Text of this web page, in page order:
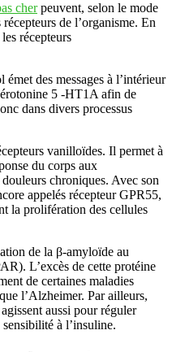
cherpeuvent, selon le mode
de l’organisme. En
récepteurs
des messages à l’intérieur
5 -HT1A afin de
dans divers processus
vanilloïdes. Il permet à
du corps aux
chroniques. Avec son
appelés récepteur GPR55,
la prolifération des cellules
de la β-amyloïde au
L’excès de cette protéine
de certaines maladies
l’Alzheimer. Par ailleurs,
aussi pour réguler
à l’insuline.